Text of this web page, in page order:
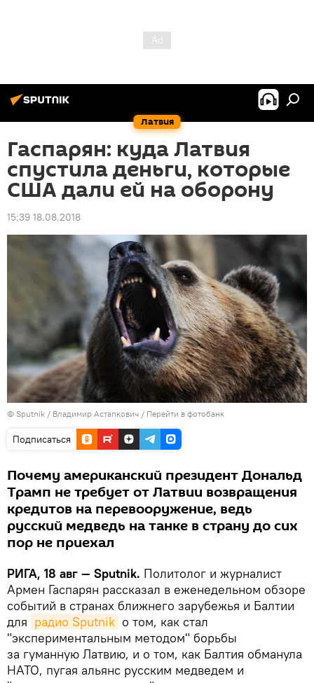
Латвия
Гаспарян: куда Латвия
спустила деньги, которые
США дали ей на оборону
15:39 18.08.2018
© Sputnik / Владимир Астапкович / Перейти в фотобанк
Подписаться
Почему американский президент Дональд
Трамп не требует от Латвии возвращения
кредитов на перевооружение, ведь
русский медведь на танке в страну до сих
пор не приехал
РИГА, 18 авг — Sputnik. Политолог и журналист
Армен Гаспарян рассказал в еженедельном обзоре
событий в странах ближнего зарубежья и Балтии
для радио Sputnik о том, как стал
"экспериментальным методом" борьбы
за гуманную Латвию, и о том, как Балтия обманула
НАТО, пугая альянс русским медведем и